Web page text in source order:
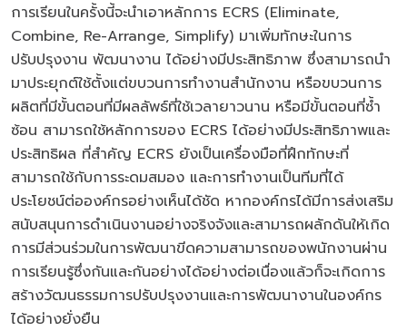
การเรียนในครั้งนี้จะนำเอาหลักการ ECRS (Eliminate,
Combine, Re-Arrange, Simplify) มาเพิ่มทักษะในการ
ปรับปรุงงาน พัฒนางาน ได้อย่างมีประสิทธิภาพ ซึ่งสามารถนำ
มาประยุกต์ใช้ตั้งแต่ขบวนการทำงานสำนักงาน หรือขบวนการ
ผลิตที่มีขั้นตอนที่มีผลลัพธ์ที่ใช้เวลายาวนาน หรือมีขั้นตอนที่ซ้ำ
ซ้อน สามารถใช้หลักการของ ECRS ได้อย่างมีประสิทธิภาพและ
ประสิทธิผล ที่สำคัญ ECRS ยังเป็นเครื่องมือที่ฝึกทักษะที่
สามารถใช้กับการระดมสมอง และการทำงานเป็นทีมที่ได้
ประโยชน์ต่อองค์กรอย่างเห็นได้ชัด หากองค์กรได้มีการส่งเสริม
สนับสนุนการดำเนินงานอย่างจริงจังและสามารถผลักดันให้เกิด
การมีส่วนร่วมในการพัฒนาขีดความสามารถของพนักงานผ่าน
การเรียนรู้ซึ่งกันและกันอย่างได้อย่างต่อเนื่องแล้วก็จะเกิดการ
สร้างวัฒนธรรมการปรับปรุงงานและการพัฒนางานในองค์กร
ได้อย่างยั่งยืน